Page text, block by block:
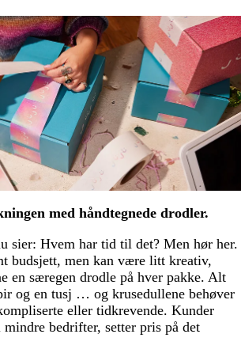
med håndtegnede drodler.
sier: Hvem har tid til det? Men hør her.
budsjett, men kan være litt kreativ,
en særegen drodle på hver pakke. Alt
og en tusj … og krusedullene behøver
eller tidkrevende. Kunder
bedrifter, setter pris på det